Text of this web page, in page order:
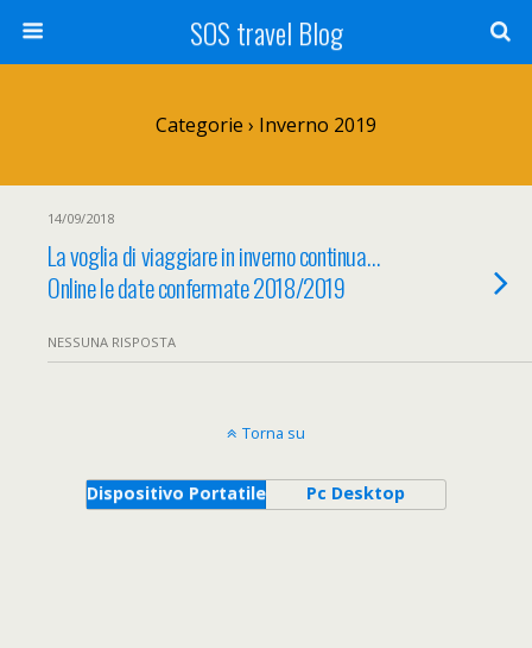
SOS travel Blog
Categorie › Inverno 2019
14/09/2018
La voglia di viaggiare in inverno continua…
Online le date confermate 2018/2019
NESSUNA RISPOSTA
Torna su
Dispositivo Portatile Pc Desktop